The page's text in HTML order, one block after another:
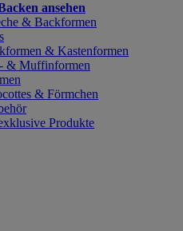
ansehen
& Backformen
& Kastenformen
& Muffinformen
& Förmchen
Produkte